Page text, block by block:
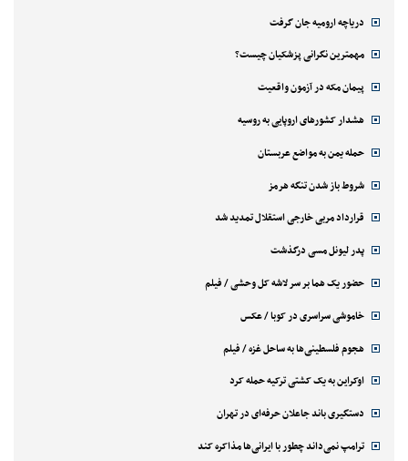
دریاچه ارومیه جان گرفت
مهمترین نگرانی پزشکیان چیست؟
پیمان مکه در آزمون واقعیت
هشدار کشورهای اروپایی به روسیه
حمله یمن به مواضع عربستان
شروط باز شدن تنگه هرمز
قرارداد مربی خارجی استقلال تمدید شد
پدر لیونل مسی درگذشت
حضور یک هما بر سر لاشه‌ کل وحشی / فیلم
خاموشی سراسری در کوبا / عکس
هجوم فلسطینی‌ها به ساحل غزه / فیلم
اوکراین به یک کشتی ترکیه حمله کرد
دستگیری باند جاعلان حرفه‌ای در تهران
ترامپ نمی‌داند چطور با ایرانی‌ها مذاکره کند